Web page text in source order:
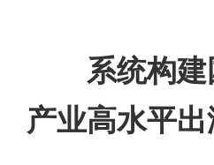
系统构
产业高水平